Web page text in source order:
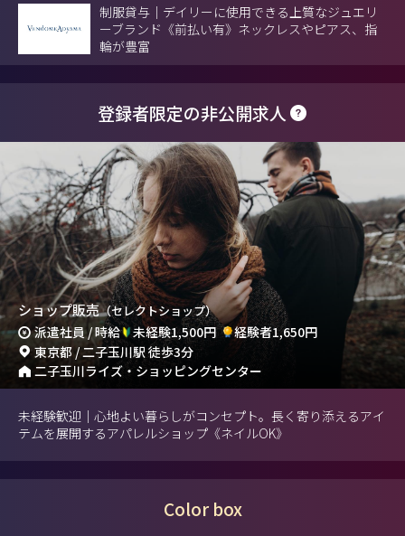
制服貸与｜デイリーに使用できる上質なジュエリ
ーブランド《前払い有》ネックレスやピアス、指
輪が豊富
登録者限定の非公開求人
ショップ販売（セレクトショップ）
派遣社員 / 時給 未経験1,500円
経験者1,650円
東京都 / 二子玉川駅 徒歩3分
二子玉川ライズ・ショッピングセンター
未経験歓迎｜心地よい暮らしがコンセプト。長く寄り添えるアイ
テムを展開するアパレルショップ《ネイルOK》
Color box